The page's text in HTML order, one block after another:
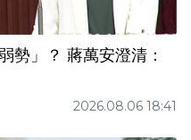
勢」？ 蔣萬安澄清：
2026.08.06 18:41